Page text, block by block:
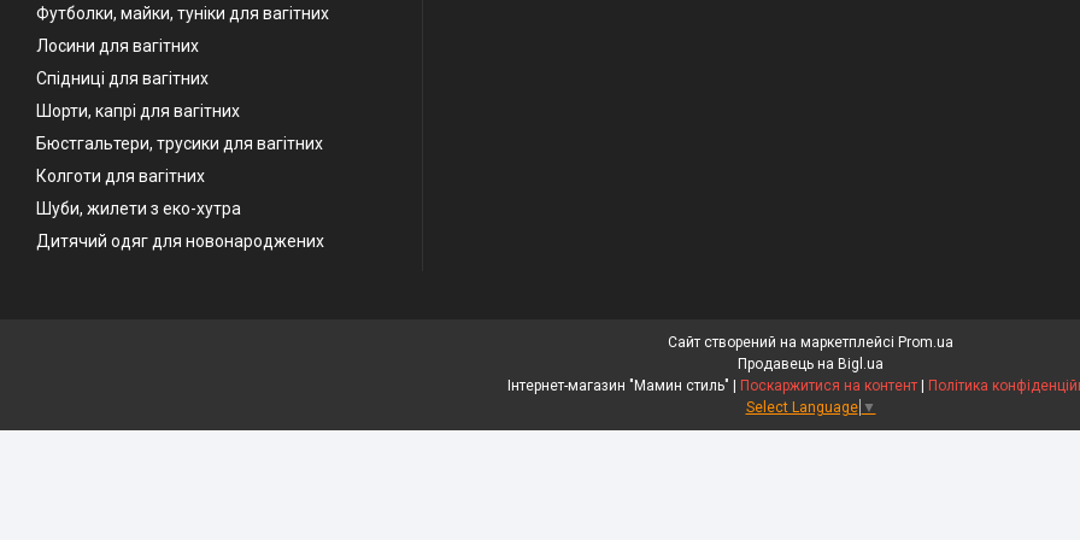
Футболки, майки, туніки для вагітних
Лосини для вагітних
Спідниці для вагітних
Шорти, капрі для вагітних
Бюстгальтери, трусики для вагітних
Колготи для вагітних
Шуби, жилети з еко-хутра
Дитячий одяг для новонароджених
Сайт створений на маркетплейсі Prom.ua
Продавець на Bigl.ua
Інтернет-магазин "Мамин стиль" | Поскаржитися на контент | Політика
Select Language ▼